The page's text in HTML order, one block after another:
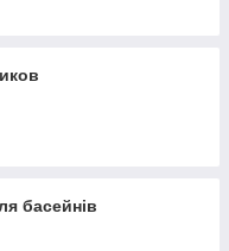
басейнів